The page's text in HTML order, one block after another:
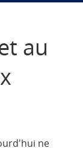
au
ne